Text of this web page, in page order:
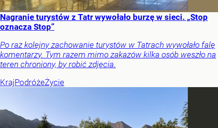
Nagranie turystów z Tatr wywołało burzę w sieci. „Stop
oznacza Stop”
Po raz kolejny zachowanie turystów w Tatrach wywołało falę
komentarzy. Tym razem mimo zakazów kilka osób weszło na
teren chroniony, by robić zdjęcia.
KrajPodróżeŻycie